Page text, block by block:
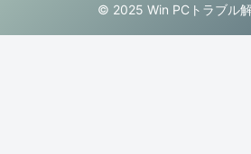
© 2025 Win PCトラブル